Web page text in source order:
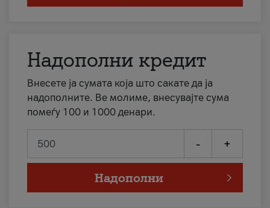
Надополни кредит
Внесете ја сумата која што сакате да ја
надополните. Ве молиме, внесувајте сума
помеѓу 100 и 1000 денари.
- +
Надополни